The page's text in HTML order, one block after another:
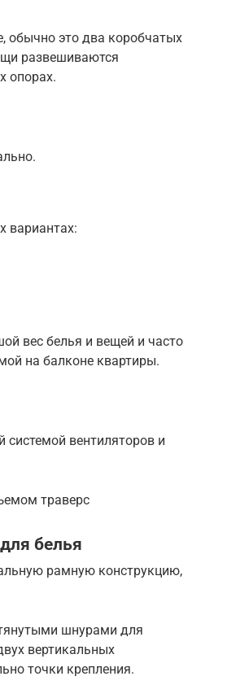
обычно это два коробчатых
развешиваются
опорах.
вариантах:
вес белья и вещей и часто
на балконе квартиры.
системой вентиляторов и
траверс
белья
рамную конструкцию,
шнурами для
вертикальных
точки крепления.